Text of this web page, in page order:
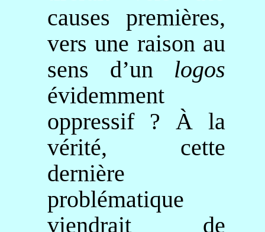
causes premières,
vers une raison au
sens d’un logos
évidemment
oppressif ? À la
vérité, cette
dernière
problématique
viendrait de